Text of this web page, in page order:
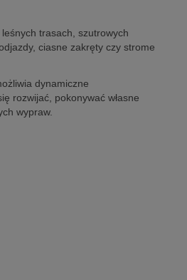
trasach, szutrowych
ciasne zakręty czy strome
dynamiczne
rozwijać, pokonywać własne
wypraw.